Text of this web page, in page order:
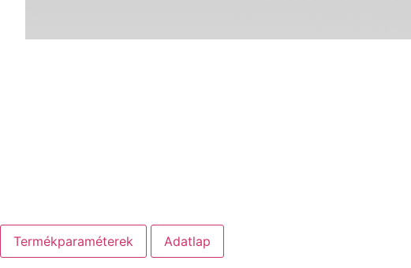
Termékparaméterek Adatlap